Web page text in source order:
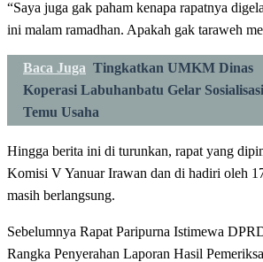
“Saya juga gak paham kenapa rapatnya
ini malam ramadhan. Apakah gak taraweh
Baca Juga Tingkatkan UMKM Dinas
Koperasi Labuhanbatu Gelar Sosialisasi
Temu Usaha
Hingga berita ini di turunkan, rapat yang
Komisi V Yanuar Irawan dan di hadiri oleh
masih berlangsung.
Sebelumnya Rapat Paripurna Istimewa
Rangka Penyerahan Laporan Hasil